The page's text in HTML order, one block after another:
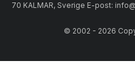
70 KALMAR, Sverige E-post:
© 2002 - 2026